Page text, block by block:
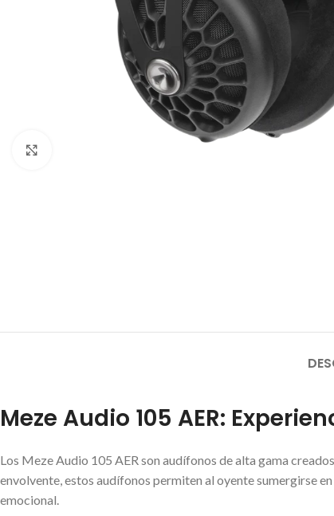
Meze Audio 105 AER:
Los Meze Audio 105 AER son audífonos de alta gama
envolvente, estos audífonos permiten al oyente sumergirse
emocional.